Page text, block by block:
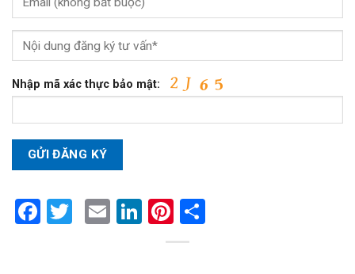
Nhập mã xác thực bảo mật:
Facebook
Twitter
EmailLinkedIn
Pinterest